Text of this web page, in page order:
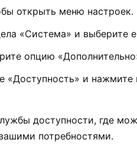
открыть меню настроек.
«Система» и выберите
опцию
«Доступность» и нажмите
доступности, где
потребностями.